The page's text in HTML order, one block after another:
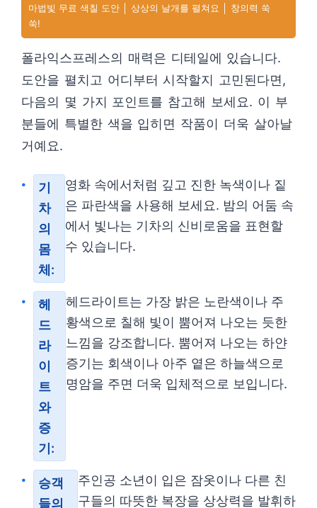
마법빛 무료 색칠 도안 │ 상상의 날개를 펼쳐요 │ 창의력 쑥
쑥!
폴라익스프레스의 매력은 디테일에 있습니다.
도안을 펼치고 어디부터 시작할지 고민된다면,
다음의 몇 가지 포인트를 참고해 보세요. 이 부
분들에 특별한 색을 입히면 작품이 더욱 살아날
거예요.
기
차
의
몸
체:
영화 속에서처럼 깊고 진한 녹색이나 짙
은 파란색을 사용해 보세요. 밤의 어둠 속
에서 빛나는 기차의 신비로움을 표현할
수 있습니다.
헤
드
라
이
트
와
증
기:
헤드라이트는 가장 밝은 노란색이나 주
황색으로 칠해 빛이 뿜어져 나오는 듯한
느낌을 강조합니다. 뿜어져 나오는 하얀
증기는 회색이나 아주 옅은 하늘색으로
명암을 주면 더욱 입체적으로 보입니다.
승객
들의
주인공 소년이 입은 잠옷이나 다른 친
구들의 따뜻한 복장을 상상력을 발휘하